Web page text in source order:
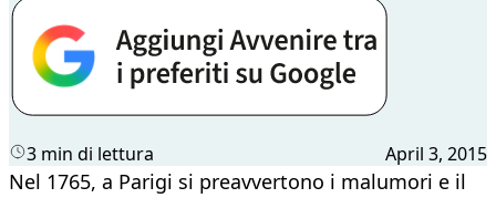
3 min di lettura April 3, 2015
Nel 1765, a Parigi si preavvertono i malumori e il